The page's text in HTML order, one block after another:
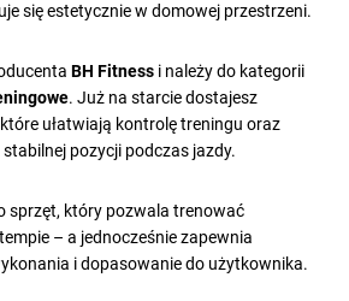
się estetycznie w domowej przestrzeni.
BH Fitness i należy do kategorii
. Już na starcie dostajesz
ułatwiają kontrolę treningu oraz
pozycji podczas jazdy.
sprzęt, który pozwala trenować
– a jednocześnie zapewnia
i dopasowanie do użytkownika.